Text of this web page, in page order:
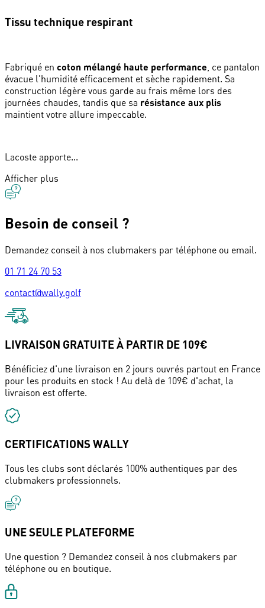
Tissu technique respirant
Fabriqué en coton mélangé haute performance, ce pantalon
évacue l'humidité efficacement et sèche rapidement. Sa
construction légère vous garde au frais même lors des
journées chaudes, tandis que sa résistance aux plis
maintient votre allure impeccable.
Lacoste apporte...
Afficher plus
Besoin de conseil ?
Demandez conseil à nos clubmakers par téléphone ou email.
01 71 24 70 53
contact@wally.golf
LIVRAISON GRATUITE À PARTIR DE 109€
Bénéficiez d'une livraison en 2 jours ouvrés partout en France
pour les produits en stock ! Au delà de 109€ d'achat, la
livraison est offerte.
CERTIFICATIONS WALLY
Tous les clubs sont déclarés 100% authentiques par des
clubmakers professionnels.
UNE SEULE PLATEFORME
Une question ? Demandez conseil à nos clubmakers par
téléphone ou en boutique.